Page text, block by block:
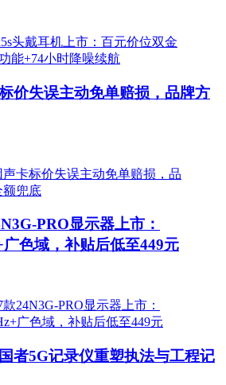
价失误主动免单赔损，品牌方
PRO显示器上市：
广色域，补贴后低至449元
者5G记录仪重塑执法与工程记